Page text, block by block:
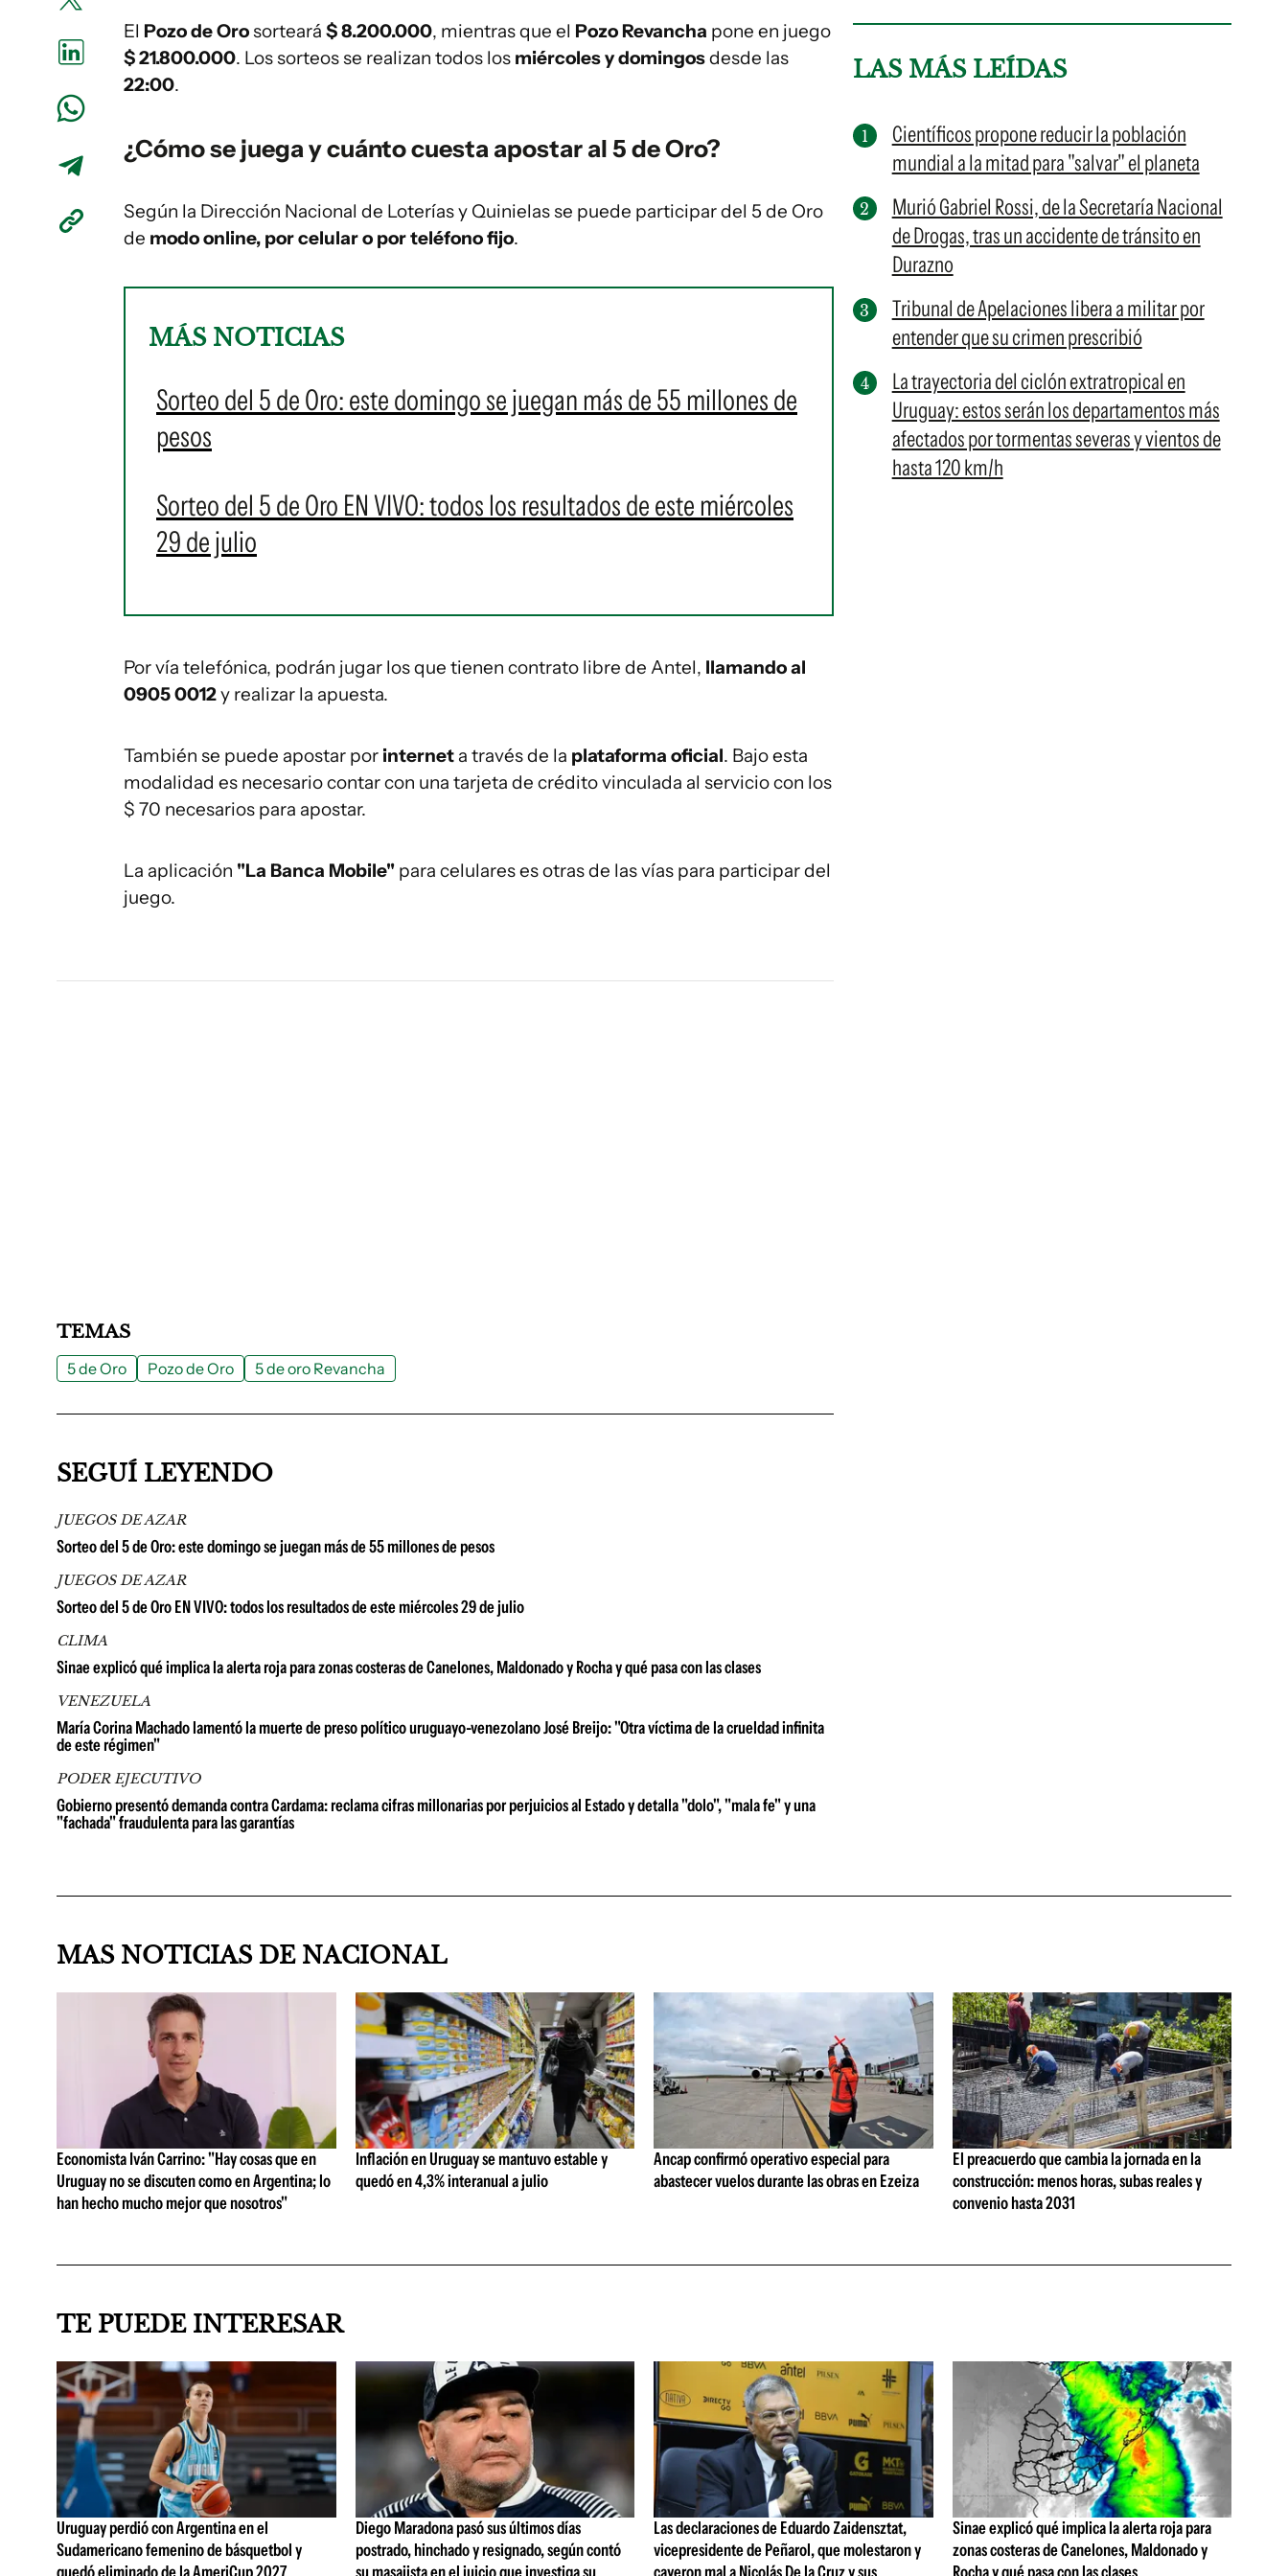
El Pozo de Orosorteará $ 8.200.000, mientras que el Pozo Revancha pone en juego
$ 21.800.000. Los sorteos se realizan todos los miércoles y domingosdesde las
22:00.
¿Cómo se juega y cuánto cuesta apostar al 5 de Oro?
Según la Dirección Nacional de Loterías y Quinielas se puede participar del 5 de Oro
de modo online, por celular o por teléfono fijo.
MÁS NOTICIAS
Sorteo del 5 de Oro: este domingo se juegan más de 55 millones de
pesos
Sorteo del 5 de Oro EN VIVO: todos los resultados de este miércoles
29 de julio
Por vía telefónica, podrán jugar los que tienen contrato libre de Antel, llamando al
0905 0012y realizar la apuesta.
También se puede apostar por internet a través de la plataforma oficial. Bajo esta
modalidad es necesario contar con una tarjeta de crédito vinculada al servicio con los
$ 70 necesarios para apostar.
La aplicación "La Banca Mobile" para celulares es otras de las vías para participar del
juego.
LAS MÁS LEÍDAS
Científicos propone reducir la población
mundial a la mitad para "salvar" el planeta
Murió Gabriel Rossi, de la Secretaría Nacional
de Drogas, tras un accidente de tránsito en
Durazno
Tribunal de Apelaciones libera a militar por
entender que su crimen prescribió
La trayectoria del ciclón extratropical en
Uruguay: estos serán los departamentos más
afectados por tormentas severas y vientos de
hasta 120 km/h
TEMAS
5 de Oro Pozo de Oro 5 de oro Revancha
SEGUÍ LEYENDO
JUEGOS DE AZAR
Sorteo del 5 de Oro: este domingo se juegan más de 55 millones de pesos
JUEGOS DE AZAR
Sorteo del 5 de Oro EN VIVO: todos los resultados de este miércoles 29 de julio
CLIMA
Sinae explicó qué implica la alerta roja para zonas costeras de Canelones, Maldonado y Rocha y qué pasa con las clases
VENEZUELA
María Corina Machado lamentó la muerte de preso político uruguayo-venezolano José Breijo: "Otra víctima de la crueldad infinita
de este régimen"
PODER EJECUTIVO
Gobierno presentó demanda contra Cardama: reclama cifras millonarias por perjuicios al Estado y detalla "dolo", "mala fe" y una
"fachada" fraudulenta para las garantías
MAS NOTICIAS DE NACIONAL
Economista Iván Carrino: "Hay cosas que en
Uruguay no se discuten como en Argentina; lo
han hecho mucho mejor que nosotros"
Inflación en Uruguay se mantuvo estable y
quedó en 4,3% interanual a julio
Ancap confirmó operativo especial para
abastecer vuelos durante las obras en Ezeiza
El preacuerdo que cambia la jornada en la
construcción: menos horas, subas reales y
convenio hasta 2031
TE PUEDE INTERESAR
Uruguay perdió con Argentina en el
Sudamericano femenino de básquetbol y
Diego Maradona pasó sus últimos días
postrado, hinchado y resignado, según contó
Las declaraciones de Eduardo Zaidensztat,
vicepresidente de Peñarol, que molestaron y
Sinae explicó qué implica la alerta roja para
zonas costeras de Canelones, Maldonado y